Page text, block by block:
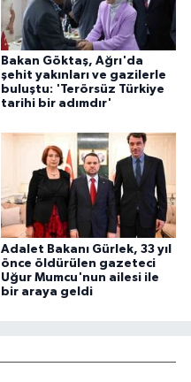
Bakan Göktaş, Ağrı'da
şehit yakınları ve gazilerle
buluştu: 'Terörsüz Türkiye
tarihi bir adımdır'
Adalet Bakanı Gürlek, 33 yıl
önce öldürülen gazeteci
Uğur Mumcu'nun ailesi ile
bir araya geldi